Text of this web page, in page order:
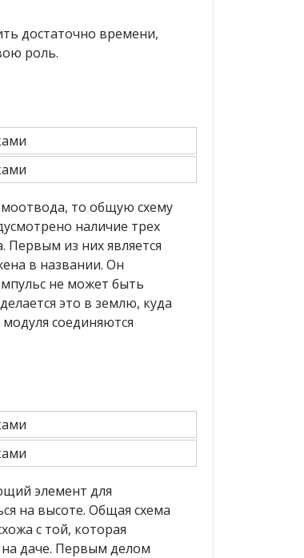
достаточно времени,
роль.
то общую схему
наличие трех
из них является
в названии. Он
не может быть
это в землю, куда
соединяются
элемент для
на высоте. Общая схема
с той, которая
на даче. Первым делом